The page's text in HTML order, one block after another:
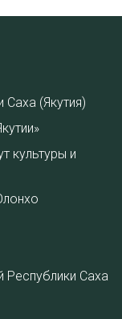
Саха (Якутия)
культуры и
Республики Саха